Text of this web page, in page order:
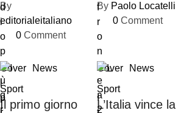
By
editorialeitaliano
0 Comment
By Paolo Locatelli
0 Comment
Cover
News
Sport
Il primo giorno
Cover
News
Sport
L’Italia vince la